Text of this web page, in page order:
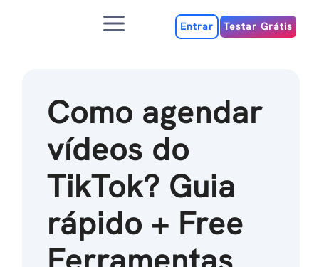
MenuEntrar Testar Grátis
Como agendar
vídeos do
TikTok? Guia
rápido + Free